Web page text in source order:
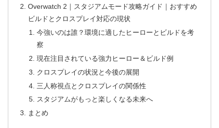
Overwatch 2｜スタジアムモード攻略ガイド｜おすすめ
ビルドとクロスプレイ対応の現状
今強いのは誰？環境に適したヒーローとビルドを考
察
現在注目されている強力ヒーロー＆ビルド例
クロスプレイの状況と今後の展開
三人称視点とクロスプレイの関係性
スタジアムがもっと楽しくなる未来へ
まとめ